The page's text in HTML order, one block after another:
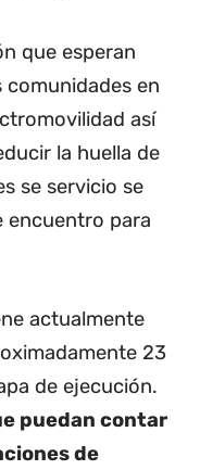
que esperan
comunidades en
así
la huella de
se servicio se
encuentro para
actualmente
23
de ejecución.
puedan contar
de